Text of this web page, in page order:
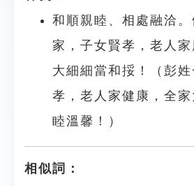
和順親睦、相處融洽
家，子女賢孝，老人
大細細當和挼！（彭
孝，老人家健康，全
睦溫馨！）
相似詞：